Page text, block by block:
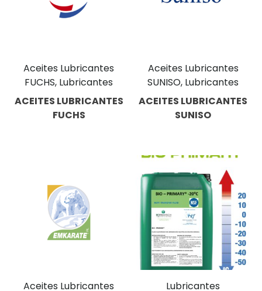
Aceites Lubricantes
FUCHS, Lubricantes
ACEITES LUBRICANTES
FUCHS
Aceites Lubricantes
SUNISO, Lubricantes
ACEITES LUBRICANTES
SUNISO
Aceites Lubricantes Lubricantes